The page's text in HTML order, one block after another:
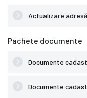
Actualizare
Pachete documente
Documente
Documente